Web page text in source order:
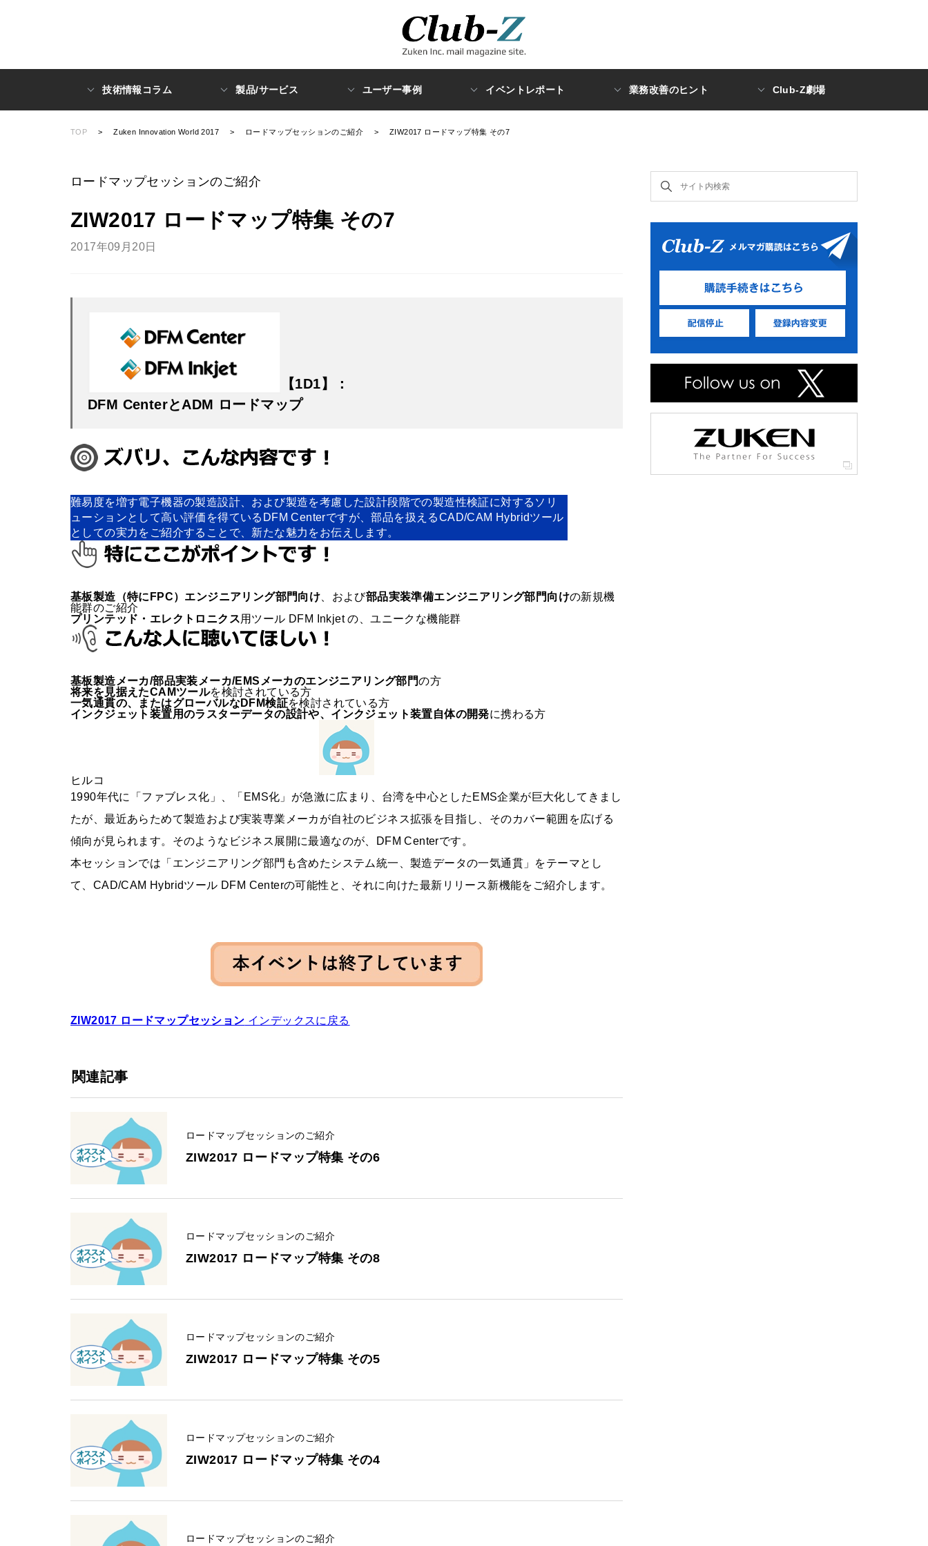
技術情報コラム 製品/サービス ユーザー事例 イベントレポート 業務改善のヒント Club-Z劇場
TOP > Zuken Innovation World 2017 > ロードマップセッションのご紹介 > ZIW2017 ロードマップ特集 その7
ロードマップセッションのご紹介
ZIW2017 ロードマップ特集 その7
2017年09月20日
【1D1】：
DFM CenterとADM ロードマップ
難易度を増す電子機器の製造設計、および製造を考慮した設計段階での製造性検証に対するソリ
ューションとして高い評価を得ているDFM Centerですが、部品を扱えるCAD/CAM Hybridツール
としての実力をご紹介することで、新たな魅力をお伝えします。
基板製造（特にFPC）エンジニアリング部門向け 、および部品実装準備エンジニアリング部門向けの新規機
能群のご紹介
プリンテッド・エレクトロニクス用ツール DFM Inkjet の、ユニークな機能群
基板製造メーカ/部品実装メーカ/EMSメーカのエンジニアリング部門の方
将来を見据えたCAMツールを検討されている方
一気通貫の、またはグローバルなDFM検証を検討されている方
インクジェット装置用のラスターデータの設計や、インクジェット装置自体の開発に携わる方
ヒルコ
1990年代に「ファブレス化」、「EMS化」が急激に広まり、台湾を中心としたEMS企業が巨大化してきまし
たが、最近あらためて製造および実装専業メーカが自社のビジネス拡張を目指し、そのカバー範囲を広げる
傾向が見られます。そのようなビジネス展開に最適なのが、DFM Centerです。
本セッションでは「エンジニアリング部門も含めたシステム統一、製造データの一気通貫」をテーマとし
て、CAD/CAM Hybridツール DFM Centerの可能性と、それに向けた最新リリース新機能をご紹介します。
ZIW2017 ロードマップセッション インデックスに戻る
関連記事
ロードマップセッションのご紹介
ZIW2017 ロードマップ特集 その6
ロードマップセッションのご紹介
ZIW2017 ロードマップ特集 その8
ロードマップセッションのご紹介
ZIW2017 ロードマップ特集 その5
ロードマップセッションのご紹介
ZIW2017 ロードマップ特集 その4
ロードマップセッションのご紹介